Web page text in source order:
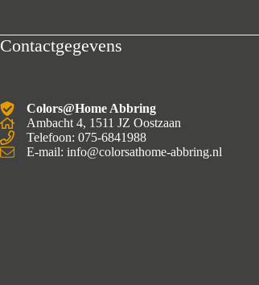
Contactgegevens
Colors@Home Abbring
Ambacht 4, 1511 JZ Oostzaan
Telefoon: 075-6841988
E-mail: info@colorsathome-abbring.nl